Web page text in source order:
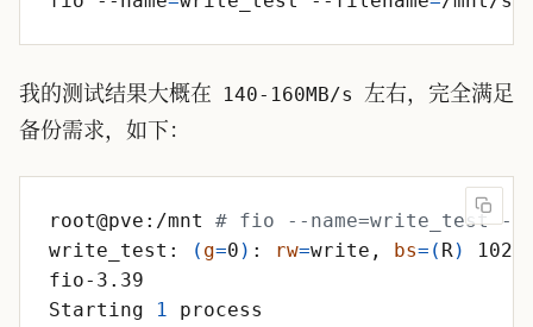
我的测试结果大概在 140-160MB/s
左右，完全满足
备份需求，如下：
root@pve:/mnt # fio --name=write_test --
write_test:
( g=0 ) : rw=write, bs= ( R)
Starting
1